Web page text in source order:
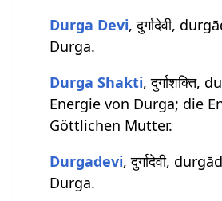
Durga Devi, दुर्गादेवी,
Durga.
Durga Shakti, दुर्गाशक्ति,
Energie von Durga; die
Göttlichen Mutter.
Durgadevi, दुर्गादेवी,
Durga.